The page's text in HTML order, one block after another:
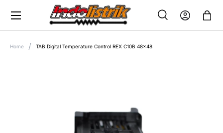
SKIP TO CONTENT
SEARCH
SearchLog in Bag
Home TAB Digital Temperature Control REX C10B 48x48